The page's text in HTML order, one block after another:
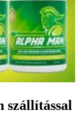
szállítással